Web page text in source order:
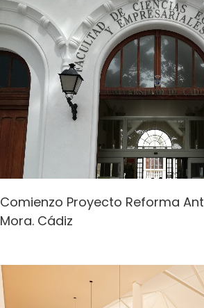
Comienzo Proyecto Reforma
Mora. Cádiz